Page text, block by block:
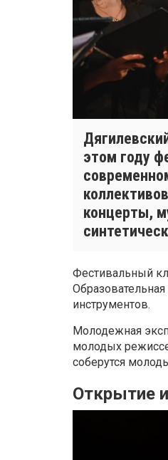
этом году
концерты,
Фестивальный
инструментов.
Молодежная
молодых
соберутся
Открытие